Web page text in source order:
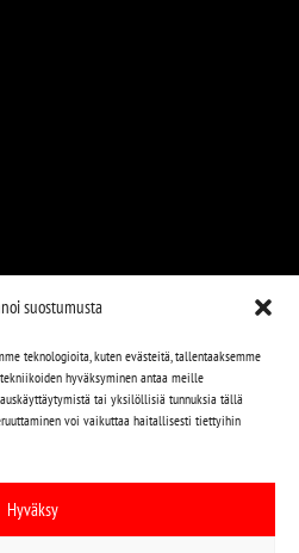
suostumusta
teknologioita, kuten evästeitä, tallentaaksemme
hyväksyminen antaa meille
tai yksilöllisiä tunnuksia tällä
voi vaikuttaa haitallisesti tiettyihin
Hyväksy
niin uudet kuin käytetytkin